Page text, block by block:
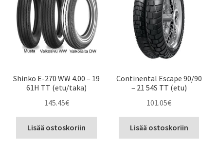
Shinko E-270 WW 4.00 – 19
61H TT (etu/taka)
145.45€
Lisää ostoskoriin
Continental Escape 90/90
– 21 54S TT (etu)
101.05€
Lisää ostoskoriin